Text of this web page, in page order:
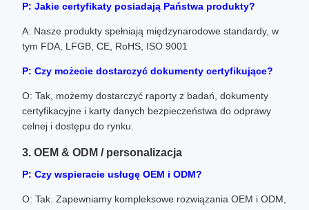
P: Jakie certyfikaty posiadają Państwa produkty?
A: Nasze produkty spełniają międzynarodowe standardy, w
tym FDA, LFGB, CE, RoHS, ISO 9001
P: Czy możecie dostarczyć dokumenty certyfikujące?
O: Tak, możemy dostarczyć raporty z badań, dokumenty
certyfikacyjne i karty danych bezpieczeństwa do odprawy
celnej i dostępu do rynku.
3. OEM & ODM / personalizacja
P: Czy wspieracie usługę OEM i ODM?
O: Tak. Zapewniamy kompleksowe rozwiązania OEM i ODM,